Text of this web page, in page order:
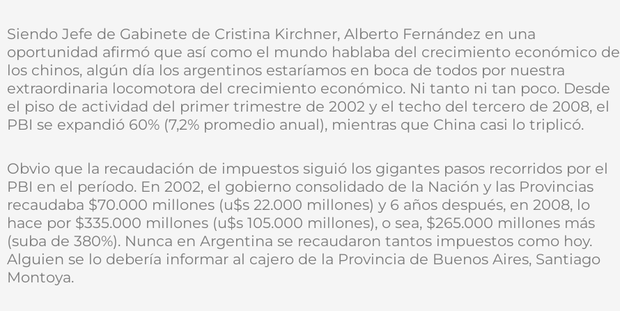
Siendo Jefe de Gabinete de Cristina Kirchner, Alberto Fernández en una
oportunidad afirmó que así como el mundo hablaba del crecimiento económico de
los chinos, algún día los argentinos estaríamos en boca de todos por nuestra
extraordinaria locomotora del crecimiento económico. Ni tanto ni tan poco. Desde
el piso de actividad del primer trimestre de 2002 y el techo del tercero de 2008, el
PBI se expandió 60% (7,2% promedio anual), mientras que China casi lo triplicó.
Obvio que la recaudación de impuestos siguió los gigantes pasos recorridos por el
PBI en el período. En 2002, el gobierno consolidado de la Nación y las Provincias
recaudaba $70.000 millones (u$s 22.000 millones) y 6 años después, en 2008, lo
hace por $335.000 millones (u$s 105.000 millones), o sea, $265.000 millones más
(suba de 380%). Nunca en Argentina se recaudaron tantos impuestos como hoy.
Alguien se lo debería informar al cajero de la Provincia de Buenos Aires, Santiago
Montoya.